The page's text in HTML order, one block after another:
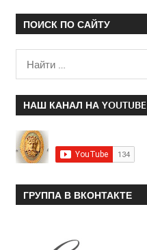
ПОИСК ПО САЙТУ
НАШ КАНАЛ НА YOUTUBE
ГРУППА В ВКОНТАКТЕ